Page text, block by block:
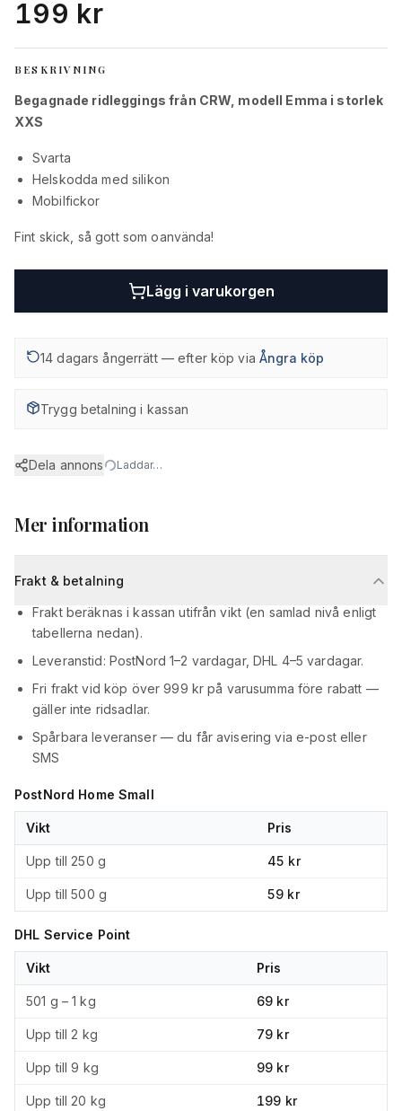
199 kr
BESKRIVNING
Begagnade ridleggings från CRW, modell Emma i storlek
XXS
Svarta
Helskodda med silikon
Mobilfickor
Fint skick, så gott som oanvända!
Lägg i varukorgen
14 dagars ångerrätt — efter köp via Ångra köp
Trygg betalning i kassan
Dela annons Laddar…
Mer information
Frakt & betalning
Frakt beräknas i kassan utifrån vikt (en samlad nivå enligt
tabellerna nedan).
Leveranstid: PostNord 1–2 vardagar, DHL 4–5 vardagar.
Fri frakt vid köp över 999 kr på varusumma före rabatt —
gäller inte ridsadlar.
Spårbara leveranser — du får avisering via e-post eller
SMS
PostNord Home Small
Vikt Pris
Upp till 250 g 45 kr
Upp till 500 g 59 kr
DHL Service Point
Vikt Pris
501 g – 1 kg 69 kr
Upp till 2 kg 79 kr
Upp till 9 kg 99 kr
Upp till 20 kg 199 kr